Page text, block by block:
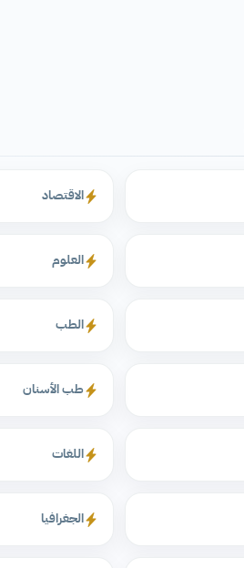
الاقتصاد
العلوم
الطب
طب الأسنان
اللغات
الجغرافيا